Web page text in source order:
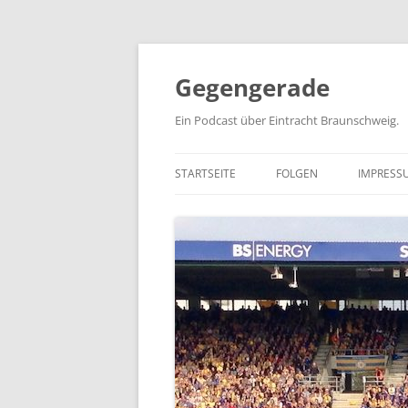
Zum
Gegengerade
Ein Podcast über Eintracht Braunschweig.
STARTSEITE FOLGEN